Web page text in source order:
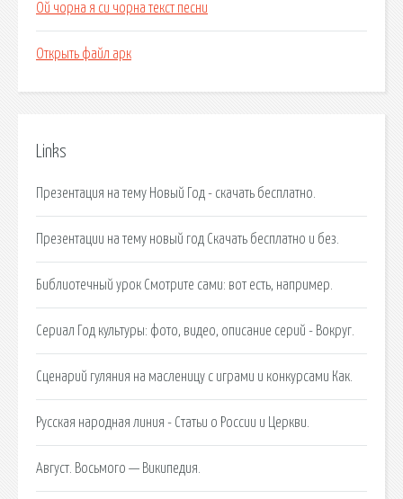
Ой чорна я си чорна текст песни
Открыть файл арк
Links
Презентация на тему Новый Год - скачать бесплатно.
Презентации на тему новый год Скачать бесплатно и без.
Библиотечный урок Смотрите сами: вот есть, например.
Сериал Год культуры: фото, видео, описание серий - Вокруг.
Сценарий гуляния на масленицу с играми и конкурсами Как.
Русская народная линия - Статьи о России и Церкви.
Август. Восьмого — Википедия.